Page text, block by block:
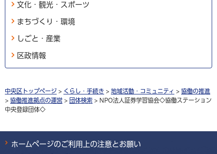
文化・観光・スポーツ
まちづくり・環境
しごと・産業
区政情報
中央区トップページ > くらし・手続き > 地域活動・コミュニティ > 協働の推進
> 協働推進拠点の運営 > 団体検索 > NPO法人証券学習協会◇協働ステーション
中央登録団体◇
ホームページのご利用上の注意とお願い